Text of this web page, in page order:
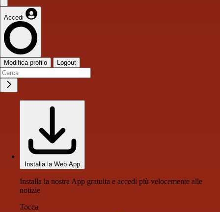
Accedi
Modifica profilo Logout
Installa la Web App
Installa la nostra App gratuita e accedi più velocemente alle
notizie
Tocca